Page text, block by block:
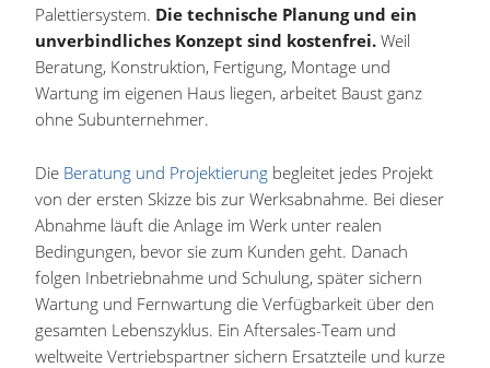
Palettiersystem. Die technische Planung und ein
unverbindliches Konzept sind kostenfrei. Weil
Beratung, Konstruktion, Fertigung, Montage und
Wartung im eigenen Haus liegen, arbeitet Baust ganz
ohne Subunternehmer.
Die Beratung und Projektierung begleitet jedes Projekt
von der ersten Skizze bis zur Werksabnahme. Bei dieser
Abnahme läuft die Anlage im Werk unter realen
Bedingungen, bevor sie zum Kunden geht. Danach
folgen Inbetriebnahme und Schulung, später sichern
Wartung und Fernwartung die Verfügbarkeit über den
gesamten Lebenszyklus. Ein Aftersales-Team und
weltweite Vertriebspartner sichern Ersatzteile und kurze